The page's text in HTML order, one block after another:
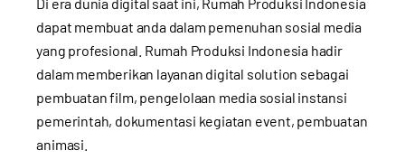
dapat membuat anda dalam pemenuhan sosial media
yang profesional. Rumah Produksi Indonesia hadir
dalam memberikan layanan digital solution sebagai
pembuatan film, pengelolaan media sosial instansi
pemerintah, dokumentasi kegiatan event, pembuatan
animasi.